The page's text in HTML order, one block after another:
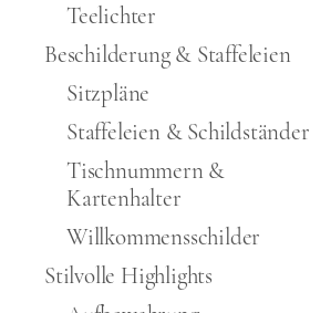
Teelichter
Beschilderung & Staffeleien
Sitzpläne
Staffeleien & Schildständer
Tischnummern &
Kartenhalter
Willkommensschilder
Stilvolle Highlights